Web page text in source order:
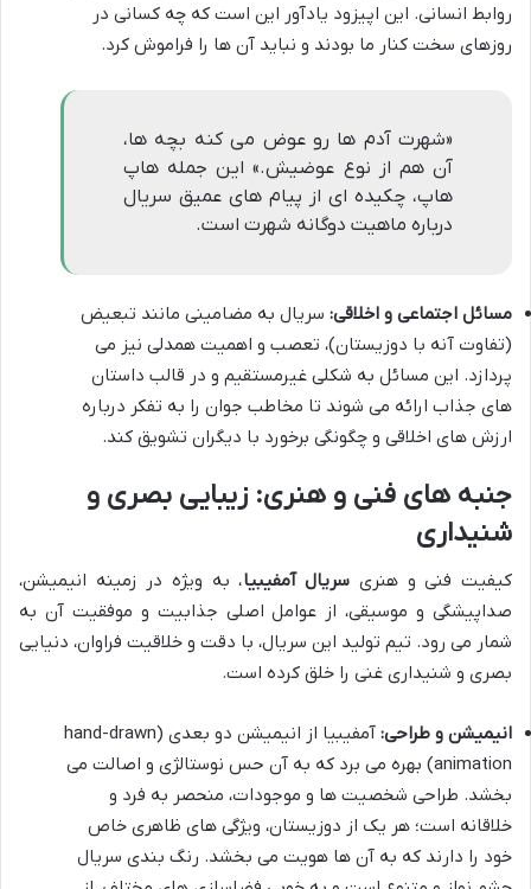
روابط انسانی. این اپیزود یادآور این است که چه کسانی در
روزهای سخت کنار ما بودند و نباید آن ها را فراموش کرد.
«شهرت آدم ها رو عوض می کنه بچه ها،
آن هم از نوع عوضیش.» این جمله هاپ
هاپ، چکیده ای از پیام های عمیق سریال
درباره ماهیت دوگانه شهرت است.
مسائل اجتماعی و اخلاقی: سریال به مضامینی مانند تبعیض
(تفاوت آنه با دوزیستان)، تعصب و اهمیت همدلی نیز می
پردازد. این مسائل به شکلی غیرمستقیم و در قالب داستان
های جذاب ارائه می شوند تا مخاطب جوان را به تفکر درباره
ارزش های اخلاقی و چگونگی برخورد با دیگران تشویق کند.
جنبه های فنی و هنری: زیبایی بصری و
شنیداری
کیفیت فنی و هنری سریال آمفیبیا، به ویژه در زمینه انیمیشن،
صداپیشگی و موسیقی، از عوامل اصلی جذابیت و موفقیت آن به
شمار می رود. تیم تولید این سریال، با دقت و خلاقیت فراوان، دنیایی
بصری و شنیداری غنی را خلق کرده است.
انیمیشن و طراحی:
آمفیبیا از انیمیشن دو بعدی (hand-drawn
animation) بهره می برد که به آن حس نوستالژی و اصالت می
بخشد. طراحی شخصیت ها و موجودات، منحصر به فرد و
خلاقانه است؛ هر یک از دوزیستان، ویژگی های ظاهری خاص
خود را دارند که به آن ها هویت می بخشد. رنگ بندی سریال